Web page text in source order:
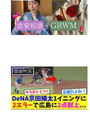
ニュース